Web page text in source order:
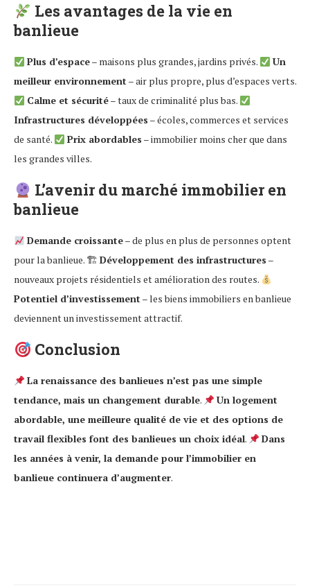
Les avantages de la vie en
banlieue
Plus d’espace– maisons plus grandes, jardins privés.
Un
meilleur environnement – air plus propre, plus d’espaces verts.
Calme et sécurité– taux de criminalité plus bas.
Infrastructures développées – écoles, commerces et services
de santé.
Prix abordables – immobilier moins cher que dans
les grandes villes.
L’avenir du marché immobilier en
banlieue
Demande croissante– de plus en plus de personnes optent
pour la banlieue. 🏗 Développement des infrastructures –
nouveaux projets résidentiels et amélioration des routes.
Potentiel d’investissement – les biens immobiliers en banlieue
deviennent un investissement attractif.
Conclusion
La renaissance des banlieues n’est pas une simple
tendance, mais un changement durable.
Un logement
abordable, une meilleure qualité de vie et des options de
travail flexibles font des banlieues un choix idéal.
Dans
les années à venir, la demande pour l’immobilier en
banlieue continuera d’augmenter.